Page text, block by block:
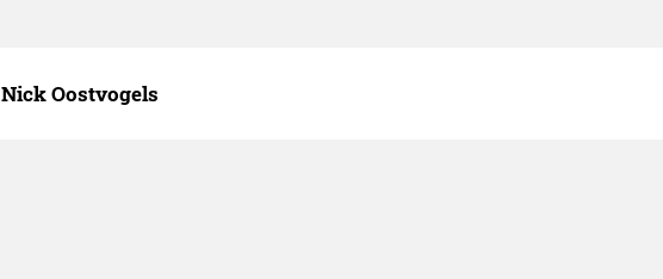
Nick Oostvogels